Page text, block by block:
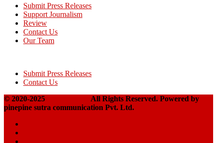
Submit Press Releases
Support Journalism
Review
Contact Us
Our Team
Submit Press Releases
Contact Us
© 2020-2025
All Rights Reserved. Powered by
pinepine sutra communication Pvt. Ltd.